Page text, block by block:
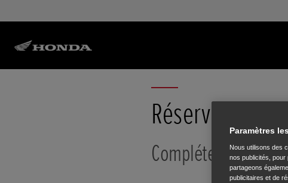
Réservez un
Complétez les
Paramètres
Nous utilisons des
nos publicités, pour
partageons
publicitaires et de